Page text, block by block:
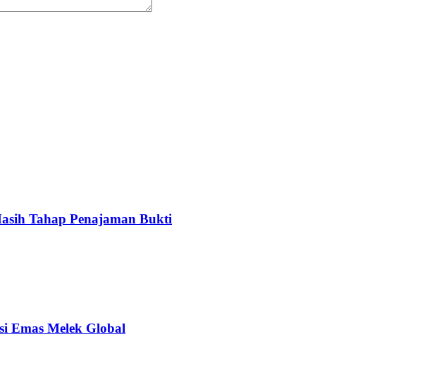
Tahap Penajaman Bukti
Emas Melek Global